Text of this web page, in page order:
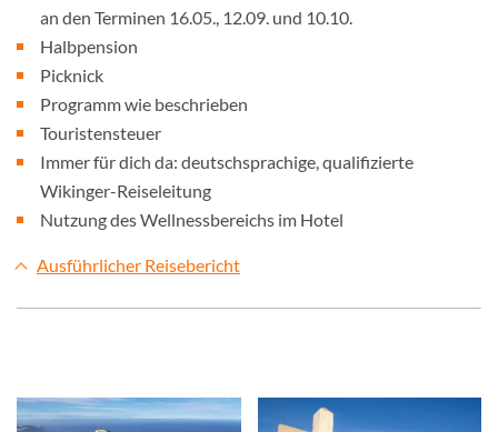
an den Terminen 16.05., 12.09. und 10.10.
Halbpension
Picknick
Programm wie beschrieben
Touristensteuer
Immer für dich da: deutschsprachige, qualifizierte
Wikinger-Reiseleitung
Nutzung des Wellnessbereichs im Hotel
Ausführlicher Reisebericht